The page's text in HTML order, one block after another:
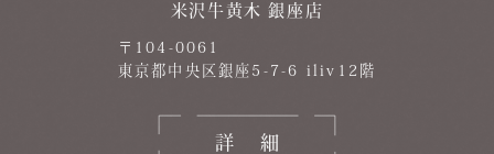
米沢牛黄木 銀座店
〒104-0061
東京都中央区銀座5-7-6 iliv12階
詳細